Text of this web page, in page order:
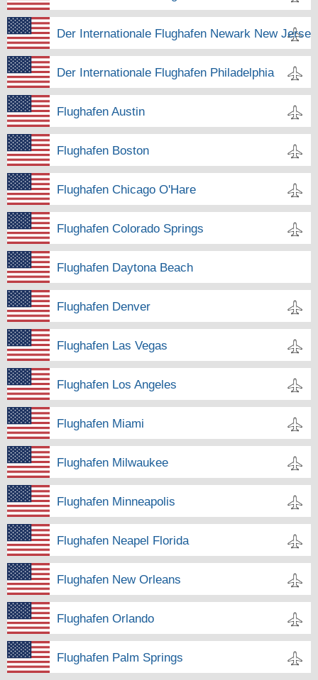
Der Internationale Flughafen Newark New Jersey
Der Internationale Flughafen Philadelphia
Flughafen Austin
Flughafen Boston
Flughafen Chicago O'Hare
Flughafen Colorado Springs
Flughafen Daytona Beach
Flughafen Denver
Flughafen Las Vegas
Flughafen Los Angeles
Flughafen Miami
Flughafen Milwaukee
Flughafen Minneapolis
Flughafen Neapel Florida
Flughafen New Orleans
Flughafen Orlando
Flughafen Palm Springs